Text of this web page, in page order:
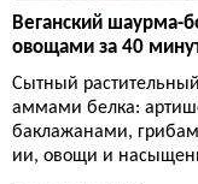
Веганский шаурма-
овощами за 40
Сытный
аммами белка:
баклажанами,
ии, овощи и